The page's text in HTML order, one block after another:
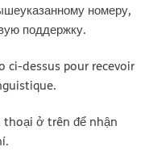
номеру,
поддержку.
ci-dessus pour recevoir
thoại ở trên để nhận